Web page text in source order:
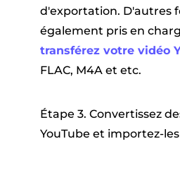
d'exportation. D'autres
également pris en
transférez votre vidéo
FLAC, M4A et etc.
Étape 3. Convertissez
YouTube et importez-